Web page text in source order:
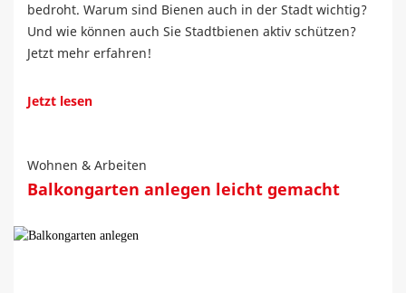
bedroht. Warum sind Bienen auch in der Stadt wichtig?
Und wie können auch Sie Stadtbienen aktiv schützen?
Jetzt mehr erfahren!
Jetzt lesen
Wohnen & Arbeiten
Balkongarten anlegen leicht gemacht